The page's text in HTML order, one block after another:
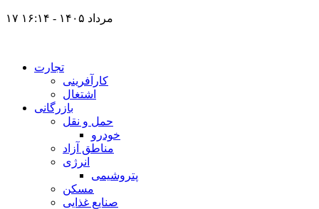
۱۷ مرداد ۱۴۰۵ - ۱۶:۱۴
تجارت
کارآفرینی
اشتغال
بازرگانی
حمل و نقل
خودرو
مناطق آزاد
انرژی
پتروشیمی
مسکن
صنایع غذایی